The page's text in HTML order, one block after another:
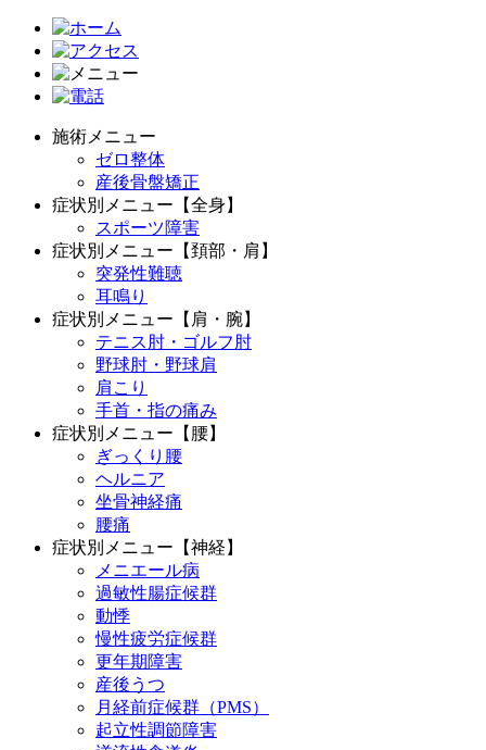
施術メニュー
ゼロ整体
産後骨盤矯正
症状別メニュー【全身】
スポーツ障害
症状別メニュー【頚部・肩】
突発性難聴
耳鳴り
症状別メニュー【肩・腕】
テニス肘・ゴルフ肘
野球肘・野球肩
肩こり
手首・指の痛み
症状別メニュー【腰】
ぎっくり腰
ヘルニア
坐骨神経痛
腰痛
症状別メニュー【神経】
メニエール病
過敏性腸症候群
動悸
慢性疲労症候群
更年期障害
産後うつ
月経前症候群（PMS）
起立性調節障害